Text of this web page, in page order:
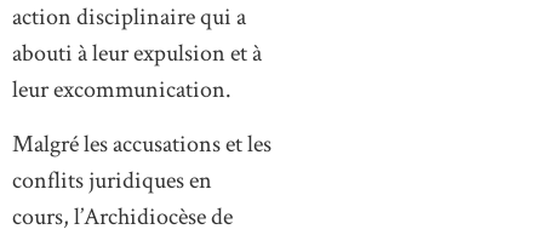
action disciplinaire qui a
abouti à leur expulsion et à
leur excommunication.
Malgré les accusations et les
conflits juridiques en
cours, l’Archidiocèse de